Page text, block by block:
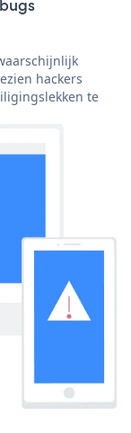
hackers
te